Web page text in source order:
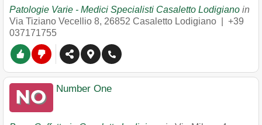
Patologie Varie - Medici Specialisti Casaletto Lodigiano in
Via Tiziano Vecellio 8, 26852 Casaletto Lodigiano
+39
037171755
Number One